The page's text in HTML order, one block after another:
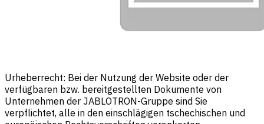
Urheberrecht: Bei der Nutzung der Website oder der
verfügbaren bzw. bereitgestellten Dokumente von
Unternehmen der JABLOTRON-Gruppe sind Sie
verpflichtet, alle in den einschlägigen tschechischen und